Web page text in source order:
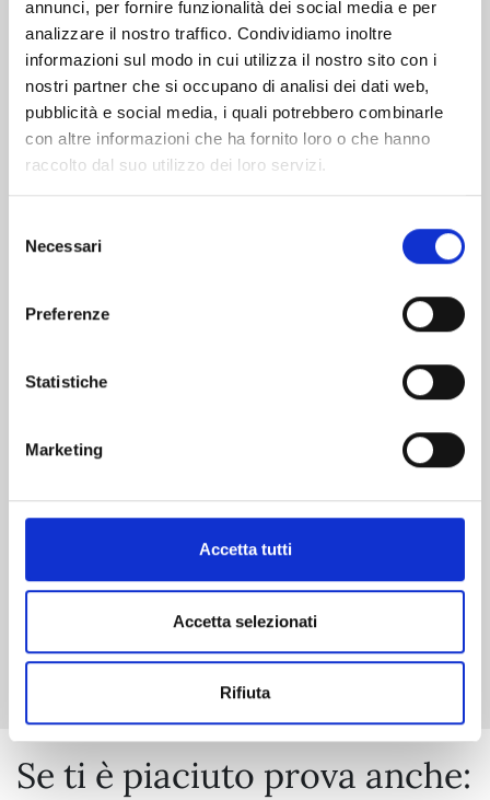
annunci, per fornire funzionalità dei social media e per
analizzare il nostro traffico. Condividiamo inoltre
informazioni sul modo in cui utilizza il nostro sito con i
nostri partner che si occupano di analisi dei dati web,
pubblicità e social media, i quali potrebbero combinarle
con altre informazioni che ha fornito loro o che hanno
raccolto dal suo utilizzo dei loro servizi.
delNecessari
Preferenze
Statistiche
Marketing
Accetta tutti
Accetta selezionati
Rifiuta
Se ti è piaciuto prova anche: